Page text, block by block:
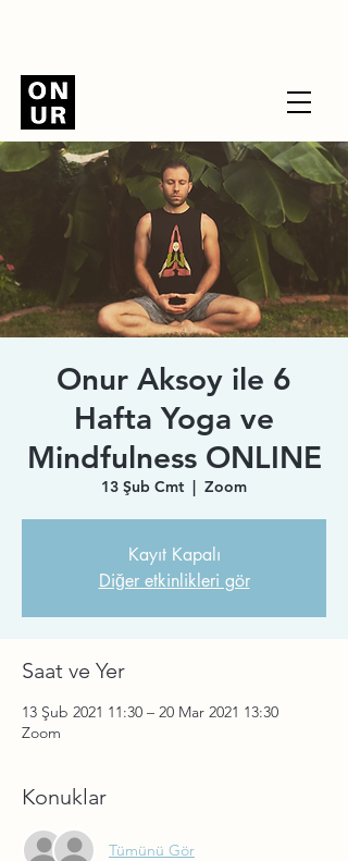
Onur Aksoy ile 6
Hafta Yoga ve
Mindfulness ONLINE
13 Şub Cmt
  |
Zoom
Kayıt Kapalı
Diğer etkinlikleri gör
Saat ve Yer
13 Şub 2021 11:30 – 20 Mar 2021 13:30
Zoom
Konuklar
Tümünü Gör